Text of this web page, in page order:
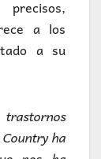
a los
a su
ha